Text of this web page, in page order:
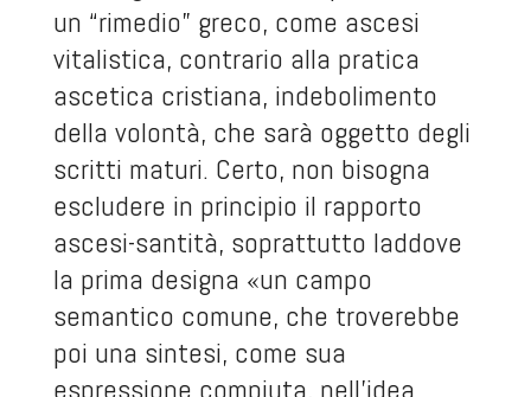
un “rimedio” greco, come ascesi
vitalistica, contrario alla pratica
ascetica cristiana, indebolimento
della volontà, che sarà oggetto degli
scritti maturi. Certo, non bisogna
escludere in principio il rapporto
ascesi-santità, soprattutto laddove
la prima designa «un campo
semantico comune, che troverebbe
poi una sintesi, come sua
espressione compiuta, nell’idea